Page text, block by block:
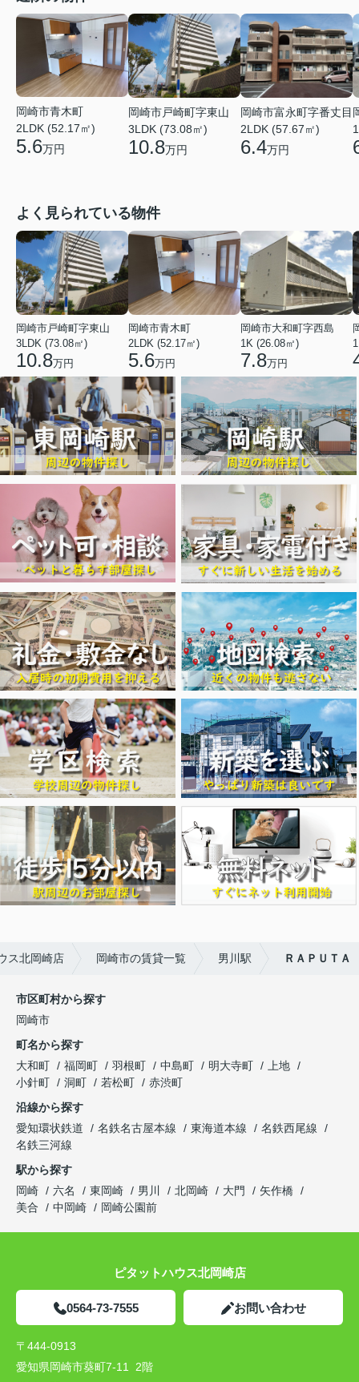
岡崎市青木町
2LDK (52.17㎡)
5.6万円
岡崎市戸崎町字東山
3LDK (73.08㎡)
10.8万円
岡崎市富永町字番丈目
2LDK (57.67㎡)
6.4万円
よく見られている物件
岡崎市戸崎町字東山
3LDK (73.08㎡)
10.8万円
岡崎市青木町
2LDK (52.17㎡)
5.6万円
岡崎市大和町字西島
1K (26.08㎡)
7.8万円
ス北岡崎店 岡崎市の賃貸一覧 男川駅 ＲＡＰＵＴＡ
市区町村から探す
岡崎市
町名から探す
大和町
福岡町 羽根町 中島町 明大寺町
上地
小針町
洞町 若松町
赤渋町
沿線から探す
愛知環状鉄道
名鉄名古屋本線 東海道本線
名鉄西尾線
名鉄三河線
駅から探す
岡崎
六名 東岡崎 男川 北岡崎 大門
矢作橋
美合
中岡崎 岡崎公園前
ピタットハウス北岡崎店
0564-73-7555 お問い合わせ
〒444-0913
愛知県岡崎市葵町7-11 2階